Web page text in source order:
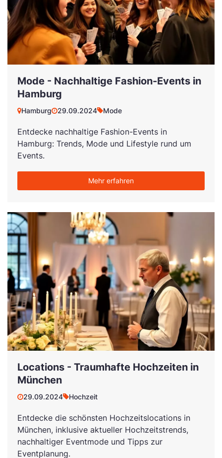
Mode - Nachhaltige Fashion-Events in
Hamburg
Hamburg 29.09.2024 Mode
Entdecke nachhaltige Fashion-Events in
Hamburg: Trends, Mode und Lifestyle rund um
Events.
Mehr erfahren
Locations - Traumhafte Hochzeiten in
München
29.09.2024 Hochzeit
Entdecke die schönsten Hochzeitslocations in
München, inklusive aktueller Hochzeitstrends,
nachhaltiger Eventmode und Tipps zur
Eventplanung.